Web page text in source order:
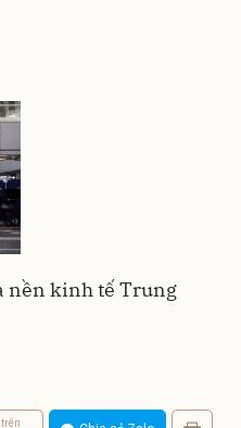
nền kinh tế Trung
trên